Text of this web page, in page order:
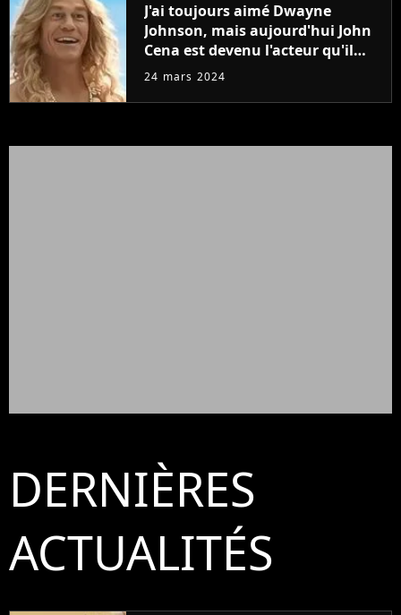
J'ai toujours aimé Dwayne
Johnson, mais aujourd'hui John
Cena est devenu l'acteur qu'il
rêvait d'être (et Ricky Stanicky le
24 mars 2024
DERNIÈRES
ACTUALITÉS